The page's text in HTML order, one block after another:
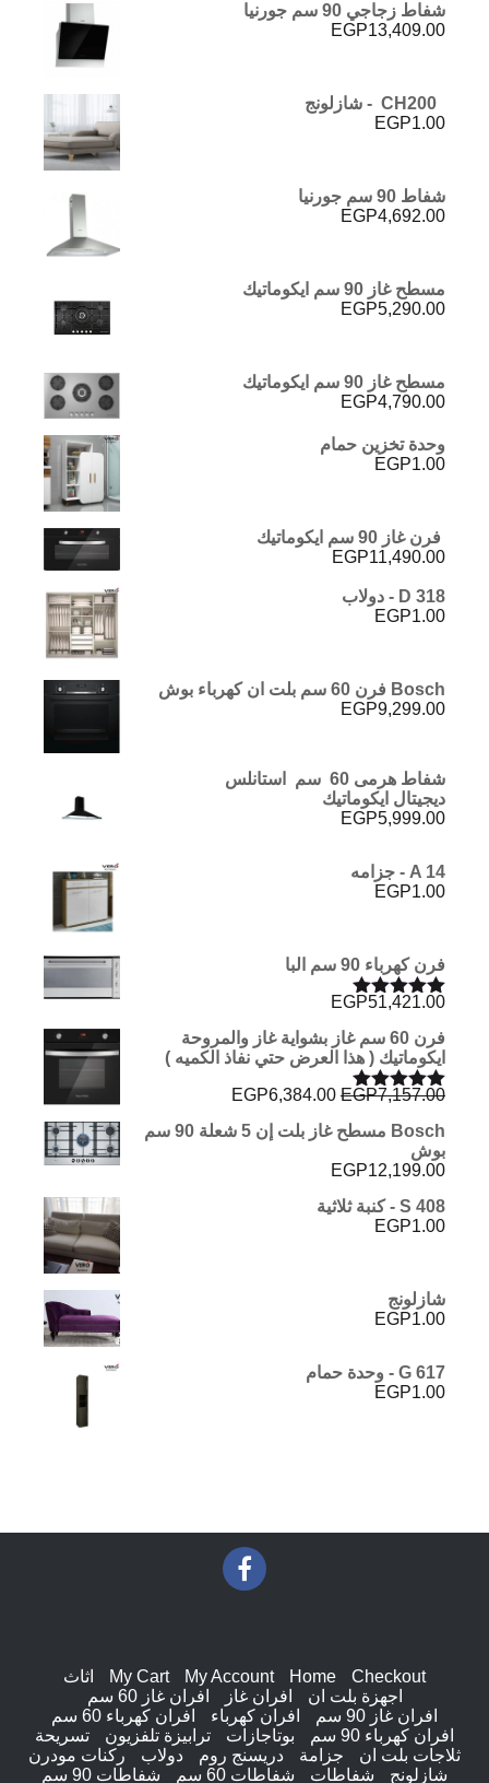
شفاط زجاجي 90 سم جورنيا
EGP13,409.00
EGP1.00
شفاط 90 سم جورنيا
EGP4,692.00
مسطح غاز 90 سم ايكوماتيك
EGP5,290.00
مسطح غاز 90 سم ايكوماتيك
EGP4,790.00
وحدة تخزين حمام
EGP1.00
فرن غاز 90 سم ايكوماتيك
EGP11,490.00
D 318 - دولاب
EGP1.00
Bosch فرن 60 سم بلت ان كهرباء بوش
EGP9,299.00
شفاط هرمى 60 سم استانلس
ديجيتال ايكوماتيك
EGP5,999.00
A 14 - جزامه
EGP1.00
فرن كهرباء 90 سم البا
تم التقييم
5.00
من 5
EGP51,421.00
فرن 60 سم غاز بشواية غاز والمروحة
ايكوماتيك ( هذا العرض حتي نفاذ الكميه )
تم التقييم
5.00
من 5
EGP7,157.00
السعر
هو:
EGP6,384.00
هو:
Bosch مسطح غاز بلت إن 5 شعلة 90 سم
بوش
EGP12,199.00
S 408 - كنبة ثلاثية
EGP1.00
شازلونج
EGP1.00
G 617 - وحدة حمام
EGP1.00
Checkout
Home
My Account
My Cart
اثاث
اجهزة بلت ان
افران غاز
افران غاز 60 سم
افران غاز 90 سم
افران كهرباء
افران كهرباء 60 سم
افران كهرباء 90 سم
بوتاجازات ترابيزة تلفزيون
تسريحة
ثلاجات بلت ان
جزامة دريسنج روم دولاب
ركنات مودرن
شازلونج
شفاطات شفاطات 60 سم شفاطات 90 سم